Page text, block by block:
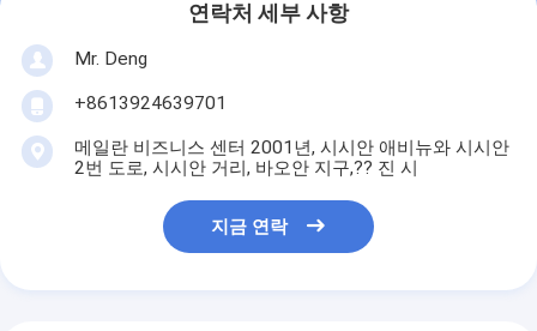
연락처 세부 사항
Mr. Deng
+8613924639701
메일란 비즈니스 센터 2001년, 시시안 애비뉴와 시시안
2번 도로, 시시안 거리, 바오안 지구,?? 진 시
지금 연락